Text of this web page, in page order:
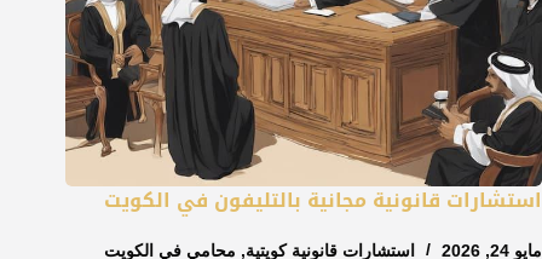
استشارات قانونية مجانية بالتليفون في الكويت
مايو 24, 2026 استشارات قانونية كويتية, محامي في الكويت